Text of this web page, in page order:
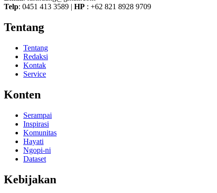
Telp: 0451 413 3589 | HP : +62 821 8928 9709
Tentang
Tentang
Redaksi
Kontak
Service
Konten
Serampai
Inspirasi
Komunitas
Hayati
Ngopi-ni
Dataset
Kebijakan